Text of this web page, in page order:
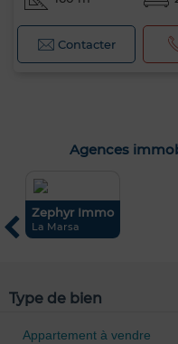
Contacter
Agences
Zephyr Immo
La Marsa
Type de bien
Appartement à vendre